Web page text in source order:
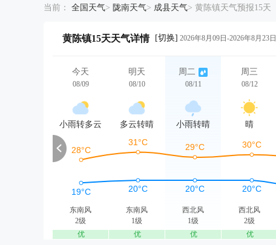
当前： 全国天气> 陇南天气> 成县天气> 黄陈镇天气预报15天
黄陈镇15天天气详情 [切换] 2026年8月09日-2026年8月23日
今天
08/09
小雨转多云
东南风
2级
优
明天
08/10
多云转晴
东南风
1级
优
周二
08/11
小雨转晴
西北风
1级
优
周三
08/12
晴
西北风
2级
优